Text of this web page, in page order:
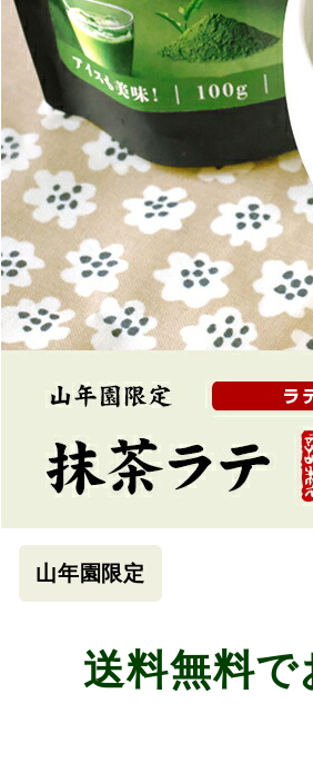
山年園限定
送料無料で